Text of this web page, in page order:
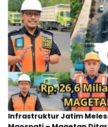
Infrastruktur Jatim